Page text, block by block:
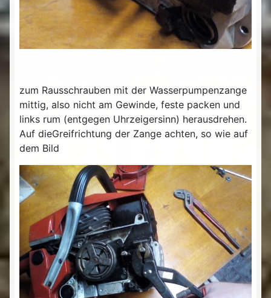
zum Rausschrauben mit der Wasserpumpenzange
mittig, also nicht am Gewinde, feste packen und
links rum (entgegen Uhrzeigersinn) herausdrehen.
Auf dieGreifrichtung der Zange achten, so wie auf
dem Bild